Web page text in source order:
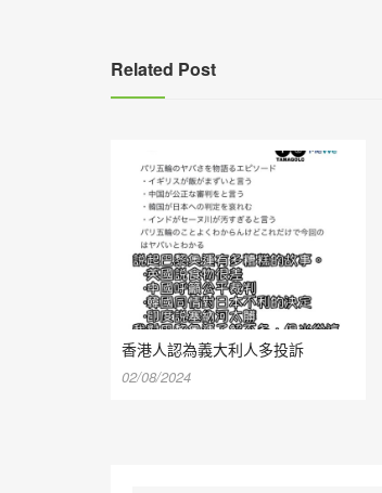
Related Post
香港人認為義大利人多投訴
02/08/2024